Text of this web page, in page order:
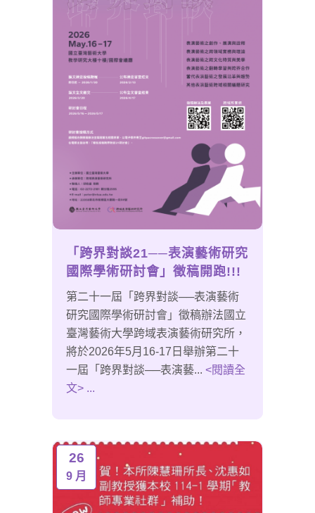
「跨界對談21──表演藝術研究
國際學術研討會」徵稿開跑!!!
第二十一屆「跨界對談──表演藝術
研究國際學術研討會」徵稿辦法國立
臺灣藝術大學跨域表演藝術研究所，
將於2026年5月16-17日舉辦第二十
一屆「跨界對談──表演藝... <閱讀全
文> ...
26
9 月